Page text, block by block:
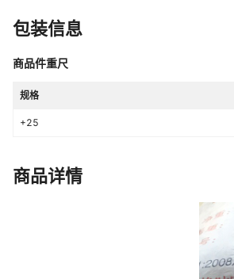
包装信息
商品件重尺
规格
+25
商品详情